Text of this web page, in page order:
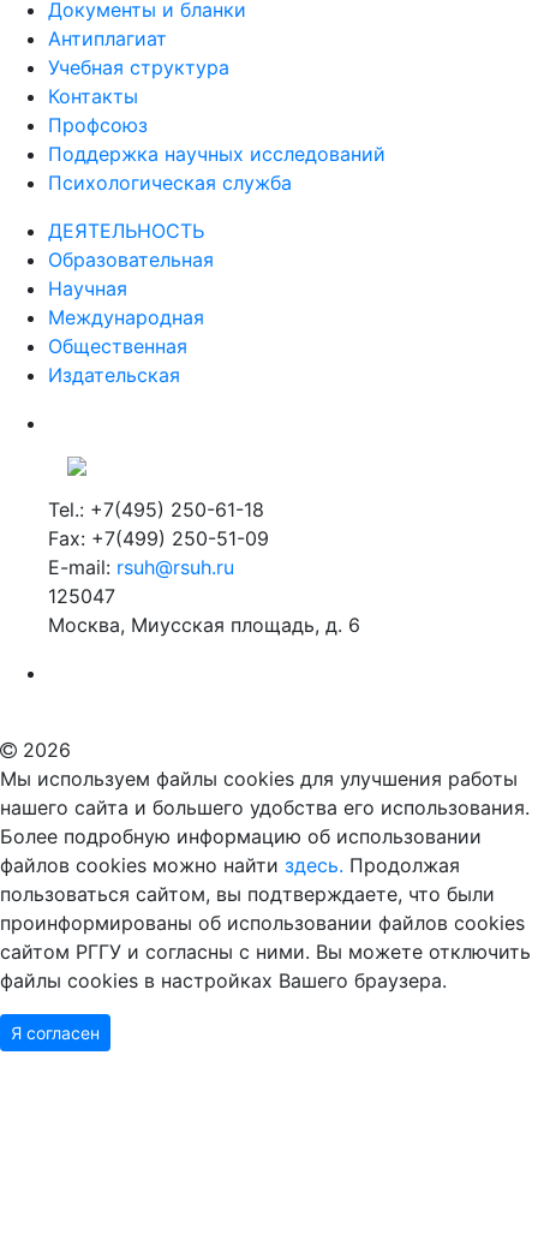
Документы и бланки
Антиплагиат
Учебная структура
Контакты
Профсоюз
Поддержка научных исследований
Психологическая служба
ДЕЯТЕЛЬНОСТЬ
Образовательная
Научная
Международная
Общественная
Издательская
Tel.: +7(495) 250-61-18
Fax: +7(499) 250-51-09
E-mail: rsuh@rsuh.ru
125047
Москва, Миусская площадь, д. 6
2026
Мы используем файлы cookies для улучшения работы
нашего сайта и большего удобства его использования.
Более подробную информацию об использовании
файлов cookies можно найти здесь. Продолжая
пользоваться сайтом, вы подтверждаете, что были
проинформированы об использовании файлов cookies
сайтом РГГУ и согласны с ними. Вы можете отключить
файлы cookies в настройках Вашего браузера.
Я согласен